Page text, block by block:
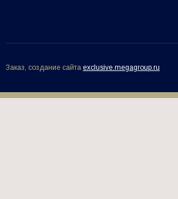
Заказ, создание сайта exclusive.megagroup.ru